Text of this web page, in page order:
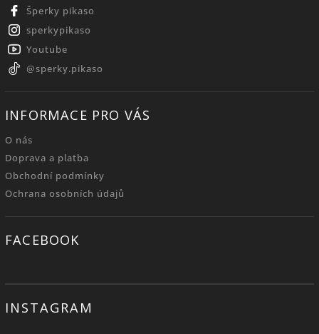
Šperky pikaso
sperkypikaso
Youtube
@sperky.pikaso
INFORMACE PRO VÁS
O nás
Doprava a platba
Obchodní podmínky
Ochrana osobních údajů
FACEBOOK
INSTAGRAM